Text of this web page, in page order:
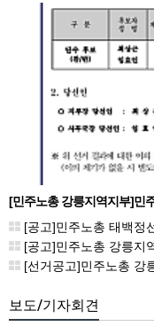
[민주노총 강릉지역지부]민
[공고]민주노총 태백정선지
[공고]민주노총 강릉지역지
[선거공고]민주노총 강릉지역지
보도/기자회견